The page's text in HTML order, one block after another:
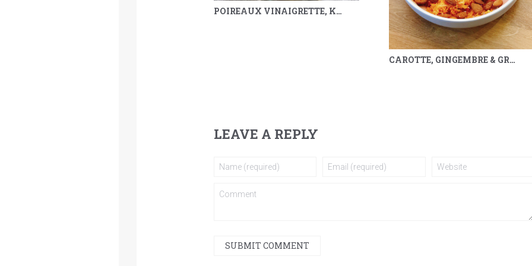
POIREAUX VINAIGRETTE, KUMQUAT, SARRASIN & MÉLILOT
CAROTTE, GINGEMBRE & GRENADE
LEAVE A REPLY
SUBMIT COMMENT